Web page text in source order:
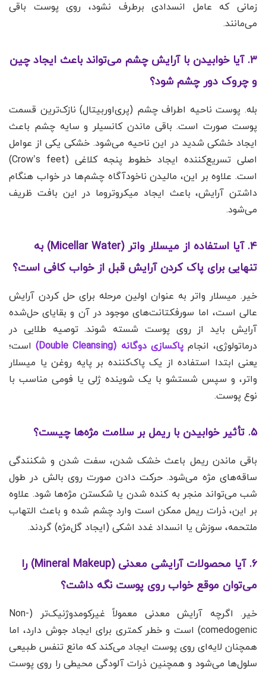
زمانی که عامل انسدادی برطرف نشود، روی پوست باقی
می‌مانند.
۳. آیا خوابیدن با آرایش چشم می‌تواند باعث ایجاد چین
و چروک دور چشم شود؟
بله. پوست ناحیه اطراف چشم (پری‌اوربیتال) نازک‌ترین قسمت
پوست صورت است. باقی ماندن کانسیلر و سایه چشم باعث
ایجاد خشکی شدید در این ناحیه می‌شود. خشکی یکی از عوامل
اصلی تسریع‌کننده ایجاد خطوط پنجه کلاغی (Crow’s feet)
است. علاوه بر این، مالیدن ناخودآگاه چشم‌ها در خواب هنگام
داشتن آرایش، باعث ایجاد میکروتروما در این بافت ظریف
می‌شود.
۴. آیا استفاده از میسلار واتر (Micellar Water) به
تنهایی برای پاک کردن آرایش قبل از خواب کافی است؟
خیر. میسلار واتر به عنوان اولین مرحله برای حل کردن آرایش
عالی است، اما سورفکتانت‌های موجود در آن و بقایای حل‌شده
آرایش باید از روی پوست شسته شوند. توصیه طلایی در
درماتولوژی، انجامپاکسازی دوگانه (Double Cleansing)
است؛
یعنی ابتدا استفاده از یک پاک‌کننده بر پایه روغن یا میسلار
واتر، و سپس شستشو با یک شوینده ژلی یا فومی مناسب با
نوع پوست.
۵. تأثیر خوابیدن با ریمل بر سلامت مژه‌ها چیست؟
باقی ماندن ریمل باعث خشک شدن، سفت شدن و شکنندگی
ساقه‌های مژه می‌شود. حرکت دادن صورت روی بالش در طول
شب می‌تواند منجر به کنده شدن یا شکستن مژه‌ها شود. علاوه
بر این، ذرات ریمل ممکن است وارد چشم شده و باعث التهاب
ملتحمه، سوزش یا انسداد غدد اشکی (ایجاد گل‌مژه) گردند.
۶. آیا محصولات آرایشی معدنی (Mineral Makeup) را
می‌توان موقع خواب روی پوست نگه داشت؟
خیر. اگرچه آرایش معدنی معمولاً غیرکومدوژنیک‌تر (Non-
comedogenic) است و خطر کمتری برای ایجاد جوش دارد، اما
همچنان لایه‌ای روی پوست ایجاد می‌کند که مانع تنفس طبیعی
سلول‌ها می‌شود و همچنین ذرات آلودگی محیطی را روی پوست